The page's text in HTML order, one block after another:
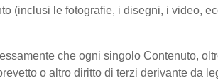
(inclusi le fotografie, i disegni, i video,
che ogni singolo Contenuto,
o altro diritto di terzi derivante da